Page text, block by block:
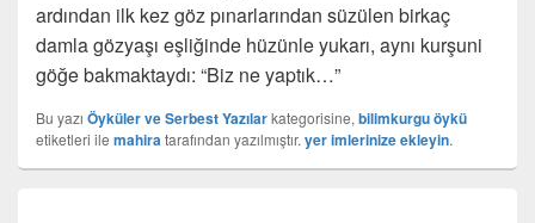
ardından ilk kez göz pınarlarından süzülen birkaç
damla gözyaşı eşliğinde hüzünle yukarı, aynı kurşuni
göğe bakmaktaydı: “Biz ne yaptık…”
Bu yazı Öyküler ve Serbest Yazılarkategorisine, bilimkurgu öykü
etiketleri ile mahiratarafından yazılmıştır. yer imlerinize ekleyin.